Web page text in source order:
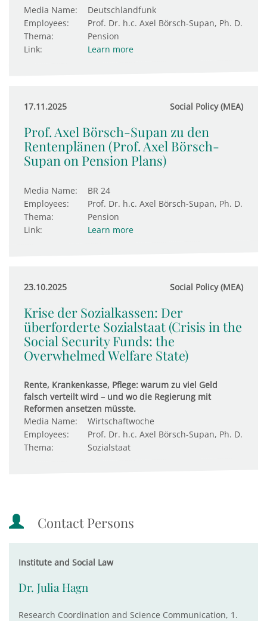
Media Name:
Deutschlandfunk
Employees:
Prof. Dr. h.c. Axel Börsch-Supan, Ph. D.
Thema:
Pension
Link:
Learn more
17.11.2025 Social Policy (MEA)
Prof. Axel Börsch-Supan zu den
Rentenplänen (Prof. Axel Börsch-
Supan on Pension Plans)
Media Name:
BR 24
Employees:
Prof. Dr. h.c. Axel Börsch-Supan, Ph. D.
Thema:
Pension
Link:
Learn more
23.10.2025 Social Policy (MEA)
Krise der Sozialkassen: Der
überforderte Sozialstaat (Crisis in the
Social Security Funds: the
Overwhelmed Welfare State)
Rente, Krankenkasse, Pflege: warum zu viel Geld
falsch verteilt wird – und wo die Regierung mit
Reformen ansetzen müsste.
Media Name:
Wirtschaftwoche
Employees:
Prof. Dr. h.c. Axel Börsch-Supan, Ph. D.
Thema:
Sozialstaat
Contact Persons
Institute and Social Law
Dr. Julia Hagn
Research Coordination and Science Communication, 1.